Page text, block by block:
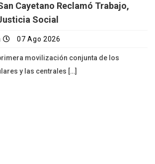
Cayetano Reclamó Trabajo,
Social
07 Ago 2026
movilización conjunta de los
y las centrales […]